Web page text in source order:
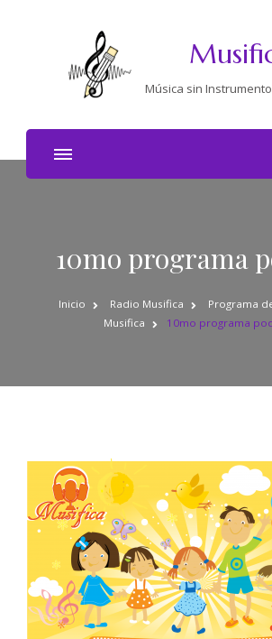
Música sin
10mo programa
Inicio Radio Musifica
Programa
Musifica
10mo programa